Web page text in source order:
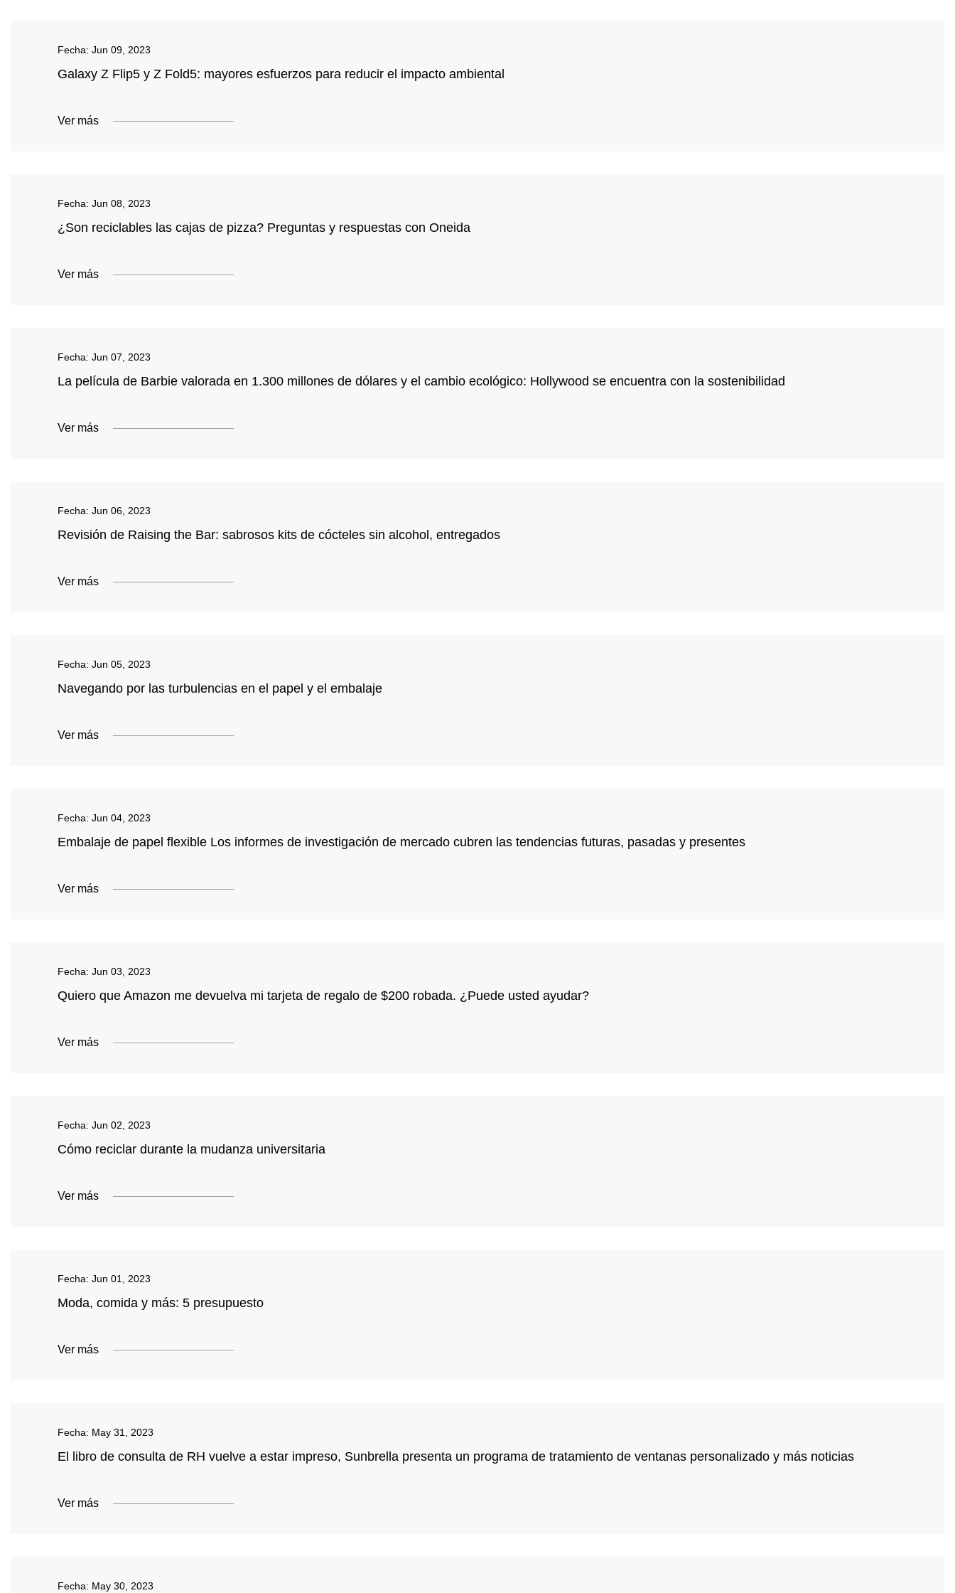
Fecha: Jun 09, 2023
Galaxy Z Flip5 y Z Fold5: mayores esfuerzos para reducir el impacto ambiental
Ver más
Fecha: Jun 08, 2023
¿Son reciclables las cajas de pizza? Preguntas y respuestas con Oneida
Ver más
Fecha: Jun 07, 2023
La película de Barbie valorada en 1.300 millones de dólares y el cambio ecológico: Hollywood se encuentra con la sostenibilidad
Ver más
Fecha: Jun 06, 2023
Revisión de Raising the Bar: sabrosos kits de cócteles sin alcohol, entregados
Ver más
Fecha: Jun 05, 2023
Navegando por las turbulencias en el papel y el embalaje
Ver más
Fecha: Jun 04, 2023
Embalaje de papel flexible Los informes de investigación de mercado cubren las tendencias futuras, pasadas y presentes
Ver más
Fecha: Jun 03, 2023
Quiero que Amazon me devuelva mi tarjeta de regalo de $200 robada. ¿Puede usted ayudar?
Ver más
Fecha: Jun 02, 2023
Cómo reciclar durante la mudanza universitaria
Ver más
Fecha: Jun 01, 2023
Moda, comida y más: 5 presupuesto
Ver más
Fecha: May 31, 2023
El libro de consulta de RH vuelve a estar impreso, Sunbrella presenta un programa de tratamiento de ventanas personalizado y más noticias
Ver más
Fecha: May 30, 2023